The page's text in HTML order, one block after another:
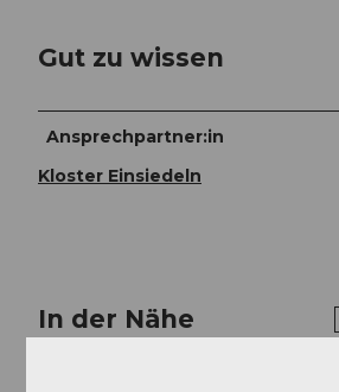
Gut zu wissen
Ansprechpartner:in
Kloster Einsiedeln
In der Nähe